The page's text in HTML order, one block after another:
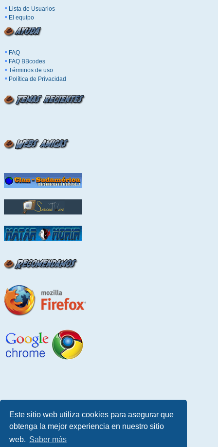
Este sitio web utiliza cookies para asegurar que
obtenga la mejor experiencia en nuestro sitio
web. Saber más
Lista de Usuarios
El equipo
FAQ
FAQ BBcodes
Términos de uso
Política de Privacidad